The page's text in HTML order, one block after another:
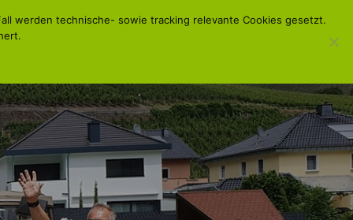
werden technische- sowie tracking relevante Cookies gesetzt.